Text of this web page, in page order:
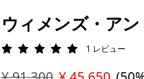
ウィメンズ・ア
評価: 5 / 5 1 レビュー